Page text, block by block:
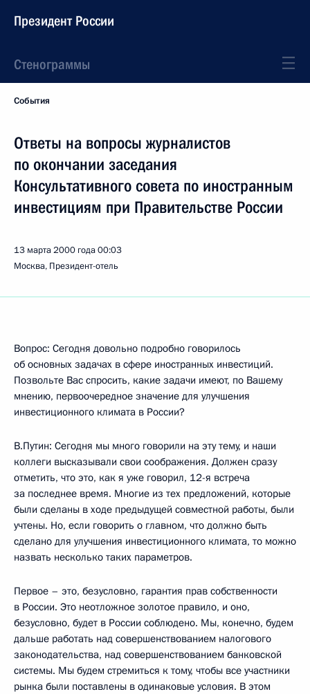
Президент России
Стенограммы
События
Ответы на вопросы журналистов
по окончании заседания
Консультативного совета по иностранным
инвестициям при Правительстве России
13 марта 2000 года00:03
Москва, Президент-отель
Вопрос: Сегодня довольно подробно говорилось
об основных задачах в сфере иностранных инвестиций.
Позвольте Вас спросить, какие задачи имеют, по Вашему
мнению, первоочередное значение для улучшения
инвестиционного климата в России?
В.Путин: Сегодня мы много говорили на эту тему, и наши
коллеги высказывали свои соображения. Должен сразу
отметить, что это, как я уже говорил, 12-я встреча
за последнее время. Многие из тех предложений, которые
были сделаны в ходе предыдущей совместной работы, были
учтены. Но, если говорить о главном, что должно быть
сделано для улучшения инвестиционного климата, то можно
назвать несколько таких параметров.
Первое – это, безусловно, гарантия прав собственности
в России. Это неотложное золотое правило, и оно,
безусловно, будет в России соблюдено. Мы, конечно, будем
дальше работать над совершенствованием налогового
законодательства, над совершенствованием банковской
системы. Мы будем стремиться к тому, чтобы все участники
рынка были поставлены в одинаковые условия. В этом